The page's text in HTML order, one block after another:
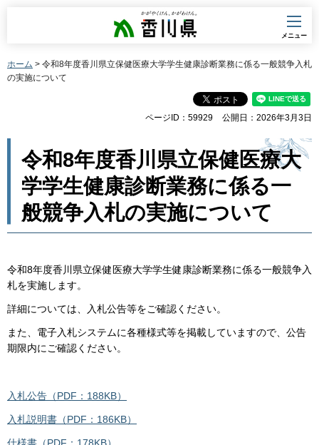
香川県
メニュー
ホーム > 令和8年度香川県立保健医療大学学生健康診断業務に係る一般競争入札
の実施について
ページID：59929 公開日：2026年3月3日
令和8年度香川県立保健医療大
学学生健康診断業務に係る一
般競争入札の実施について
令和8年度香川県立保健医療大学学生健康診断業務に係る一般競争入
札を実施します。
詳細については、入札公告等をご確認ください。
また、電子入札システムに各種様式等を掲載していますので、公告
期限内にご確認ください。
入札公告（PDF：188KB）
入札説明書（PDF：186KB）